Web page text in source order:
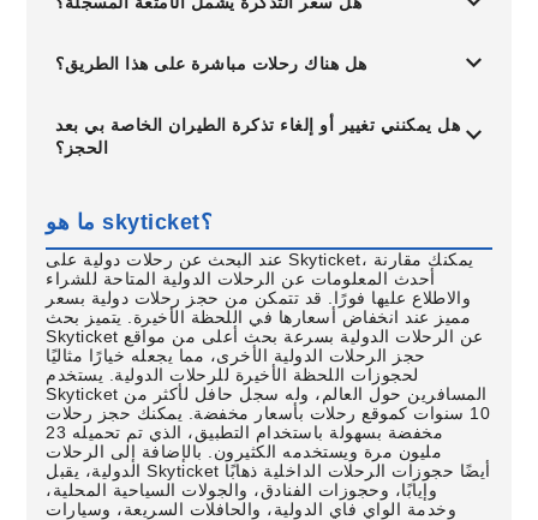
هل هناك رحلات مباشرة على هذا الطريق؟
هل يمكنني تغيير أو إلغاء تذكرة الطيران الخاصة بي بعد
الحجز؟
ما هو skyticket؟
عند البحث عن رحلات دولية على Skyticket، يمكنك مقارنة
أحدث المعلومات عن الرحلات الدولية المتاحة للشراء
والاطلاع عليها فورًا. قد تتمكن من حجز رحلات دولية بسعر
مميز عند انخفاض أسعارها في اللحظة الأخيرة. يتميز بحث
Skyticket عن الرحلات الدولية بسرعة بحث أعلى من مواقع
حجز الرحلات الدولية الأخرى، مما يجعله خيارًا مثاليًا
لحجوزات اللحظة الأخيرة للرحلات الدولية. يستخدم
Skyticket المسافرين حول العالم، وله سجل حافل لأكثر من
10 سنوات كموقع رحلات بأسعار مخفضة. يمكنك حجز رحلات
مخفضة بسهولة باستخدام التطبيق، الذي تم تحميله 23
مليون مرة ويستخدمه الكثيرون. بالإضافة إلى الرحلات
الدولية، يقبل Skyticket أيضًا حجوزات الرحلات الداخلية ذهابًا
وإيابًا، وحجوزات الفنادق، والجولات السياحية المحلية،
وخدمة الواي فاي الدولية، والحافلات السريعة، وسيارات